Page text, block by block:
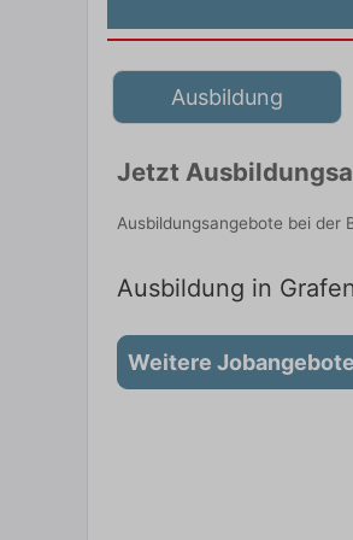
Ausbildung
Jetzt
Ausbildungsangebote bei der
Ausbildung in
Weitere